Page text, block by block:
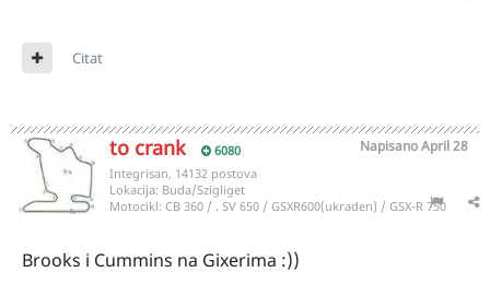
Citat
to crank 6080 NapisanoApril 28
Integrisan, 14132 postova
Lokacija: Buda/Szigliget
Motocikl: CB 360 / . SV 650 / GSXR600(ukraden) / GSX-R 750
Brooks i Cummins na Gixerima :))